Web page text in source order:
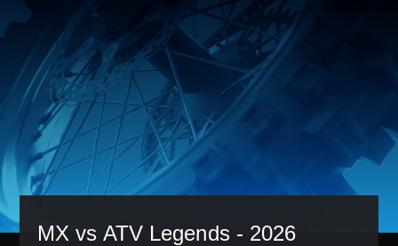
MX vs ATV Legends - 2026